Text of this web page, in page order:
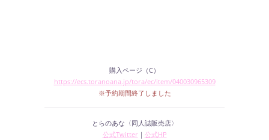
購入ページ（C）
https://ecs.toranoana.jp/tora/ec/item/040030965309
※予約期間終了しました
とらのあな〈同人誌販売店〉
公式Twitter ｜ 公式HP